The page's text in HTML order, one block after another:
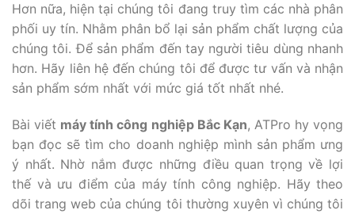
Hơn nữa, hiện tại chúng tôi đang truy tìm các nhà phân
phối uy tín. Nhằm phân bổ lại sản phẩm chất lượng của
chúng tôi. Để sản phẩm đến tay người tiêu dùng nhanh
hơn. Hãy liên hệ đến chúng tôi để được tư vấn và nhận
sản phẩm sớm nhất với mức giá tốt nhất nhé.
Bài viết máy tính công nghiệp Bắc Kạn, ATPro hy vọng
bạn đọc sẽ tìm cho doanh nghiệp mình sản phẩm ưng
ý nhất. Nhờ nắm được những điều quan trọng về lợi
thế và ưu điểm của máy tính công nghiệp. Hãy theo
dõi trang web của chúng tôi thường xuyên vì chúng tôi